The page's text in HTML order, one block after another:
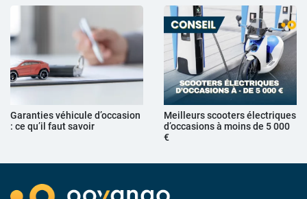
Garanties véhicule d’occasion
: ce qu’il faut savoir
Meilleurs scooters électriques
d’occasions à moins de 5 000
€